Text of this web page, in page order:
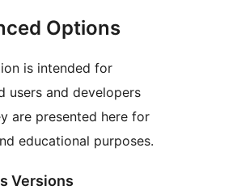
Options
is intended for
users and developers
are presented here for
educational purposes.
Versions